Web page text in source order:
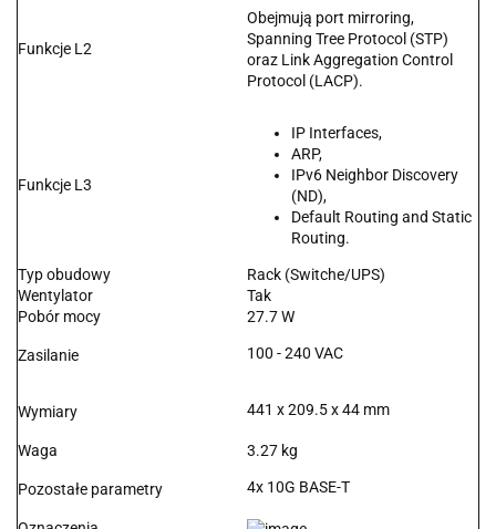
Funkcje L2
Obejmują port mirroring,
Spanning Tree Protocol (STP)
oraz Link Aggregation Control
Protocol (LACP).
Funkcje L3
IP Interfaces,
ARP,
IPv6 Neighbor Discovery
(ND),
Default Routing and Static
Routing.
Typ obudowy
Rack (Switche/UPS)
Wentylator
Tak
Pobór mocy
27.7 W
Zasilanie 100 - 240 VAC
Wymiary 441 x 209.5 x 44 mm
Waga 3.27 kg
Pozostałe parametry 4x 10G BASE-T